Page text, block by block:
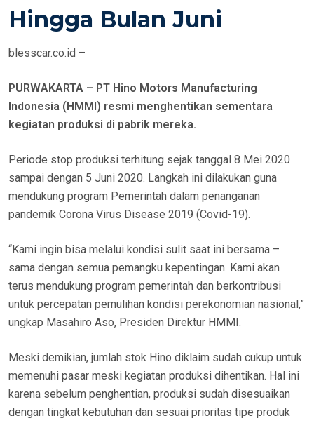
D
Hingga Bulan Juni
blesscar.co.id –
PURWAKARTA – PT Hino Motors Manufacturing
Indonesia (HMMI) resmi menghentikan sementara
kegiatan produksi di pabrik mereka.
Periode stop produksi terhitung sejak tanggal 8 Mei 2020
sampai dengan 5 Juni 2020. Langkah ini dilakukan guna
mendukung program Pemerintah dalam penanganan
pandemik Corona Virus Disease 2019 (Covid-19).
“Kami ingin bisa melalui kondisi sulit saat ini bersama –
sama dengan semua pemangku kepentingan. Kami akan
terus mendukung program pemerintah dan berkontribusi
untuk percepatan pemulihan kondisi perekonomian nasional,”
ungkap Masahiro Aso, Presiden Direktur HMMI.
Meski demikian, jumlah stok Hino diklaim sudah cukup untuk
memenuhi pasar meski kegiatan produksi dihentikan. Hal ini
karena sebelum penghentian, produksi sudah disesuaikan
dengan tingkat kebutuhan dan sesuai prioritas tipe produk